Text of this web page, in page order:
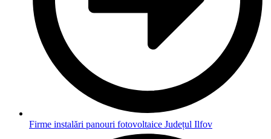
Firme instalări panouri fotovoltaice Județul Ilfov